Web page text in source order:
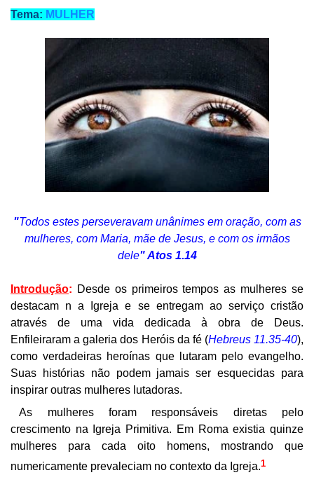
Tema: MULHER
"Todos estes perseveravam unânimes em oração, com as
mulheres, com Maria, mãe de Jesus, e com os irmãos
dele" Atos 1.14
Introdução: Desde os primeiros tempos as mulheres se
destacam n a Igreja e se entregam ao serviço cristão
através de uma vida dedicada à obra de Deus.
Enfileiraram a galeria dos Heróis da fé (Hebreus 11.35-40),
como verdadeiras heroínas que lutaram pelo evangelho.
Suas histórias não podem jamais ser esquecidas para
inspirar outras mulheres lutadoras.
As mulheres foram responsáveis diretas pelo
crescimento na Igreja Primitiva. Em Roma existia quinze
mulheres para cada oito homens, mostrando que
numericamente prevaleciam no contexto da Igreja.1